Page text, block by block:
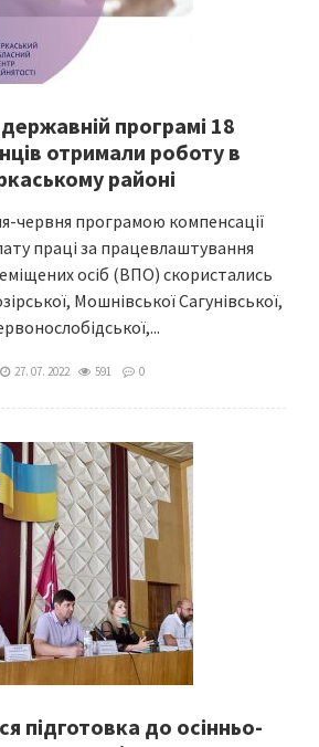
програмі 18
отримали роботу в
районі
червня програмою компенсації
праці за працевлаштування
осіб (ВПО) скористались
Мошнівської Сагунівської,
27. 07. 2022 591 0
підготовка до осінньо-